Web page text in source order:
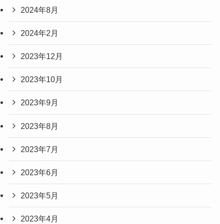
2024年8月
2024年2月
2023年12月
2023年10月
2023年9月
2023年8月
2023年7月
2023年6月
2023年5月
2023年4月